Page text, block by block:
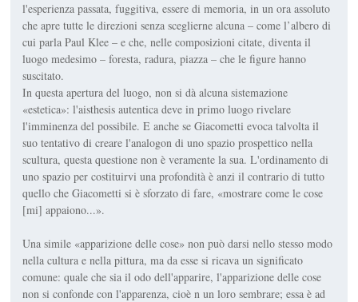
l'esperienza passata, fuggitiva, essere di memoria, in un ora assoluto
che apre tutte le direzioni senza sceglierne alcuna – come l’albero di
cui parla Paul Klee – e che, nelle composizioni citate, diventa il
luogo medesimo – foresta, radura, piazza – che le figure hanno
suscitato.
In questa apertura del luogo, non si dà alcuna sistemazione
«estetica»: l'aisthesis autentica deve in primo luogo rivelare
l'imminenza del possibile. E anche se Giacometti evoca talvolta il
suo tentativo di creare l'analogon di uno spazio prospettico nella
scultura, questa questione non è veramente la sua. L'ordinamento di
uno spazio per costituirvi una profondità è anzi il contrario di tutto
quello che Giacometti si è sforzato di fare, «mostrare come le cose
[mi] appaiono...».
Una simile «apparizione delle cose» non può darsi nello stesso modo
nella cultura e nella pittura, ma da esse si ricava un significato
comune: quale che sia il odo dell'apparire, l'apparizione delle cose
non si confonde con l'apparenza, cioè n un loro sembrare; essa è ad